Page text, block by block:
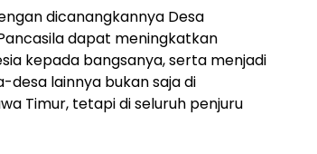
dicanangkannya Desa
dapat meningkatkan
kepada bangsanya, serta menjadi
lainnya bukan saja di
Timur, tetapi di seluruh penjuru